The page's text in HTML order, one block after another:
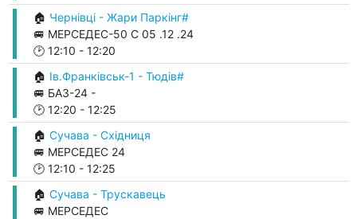
🏠 Чернівці - Жари Паркінг#
🚐 МЕРСЕДЕС-50 С 05 .12 .24
🕑 12:10 - 12:20
🏠 Ів.Франківськ-1 - Тюдів#
🚐 БАЗ-24 -
🕑 12:20 - 12:25
🏠 Сучава - Східниця
🚐 МЕРСЕДЕС 24
🕑 12:10 - 12:25
🏠 Сучава - Трускавець
🚐 МЕРСЕДЕС